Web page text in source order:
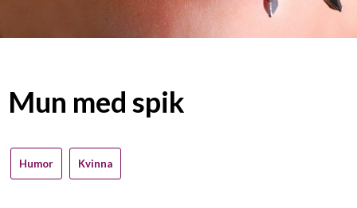
Mun med spik
Humor Kvinna